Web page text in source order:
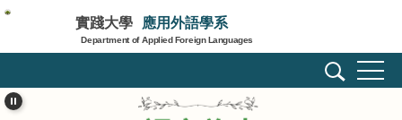
跳
主
內
實踐大學 應用外語學系
Department of Applied Foreign Languages